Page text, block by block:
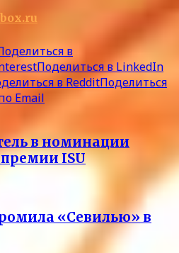
в
Поделиться в LinkedIn
в RedditПоделиться
Email
в номинации
ISU
«Севилью» в